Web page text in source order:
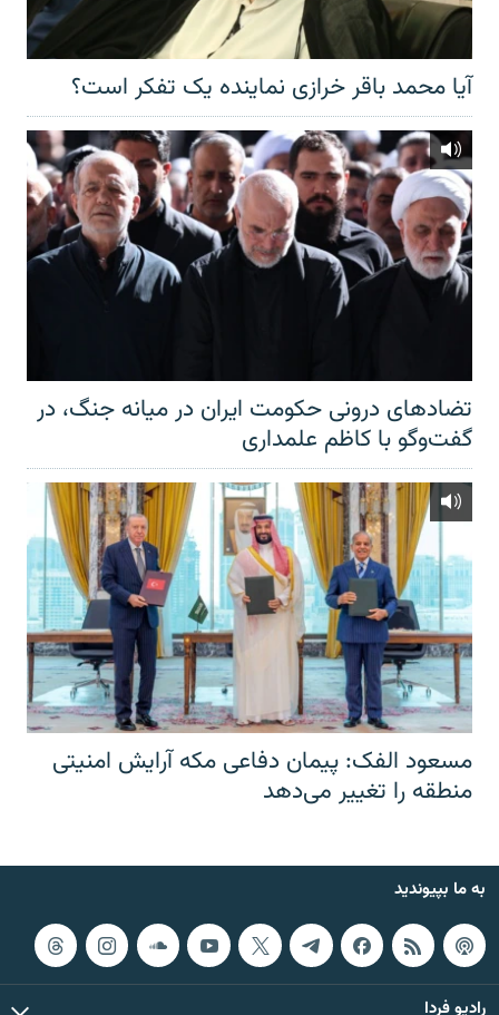
آیا محمد باقر خرازی نماینده یک تفکر است؟
تضادهای درونی حکومت ایران در میانه جنگ، در
گفت‌‌وگو با کاظم علمداری
مسعود الفک: پیمان دفاعی مکه آرایش امنیتی
منطقه را تغییر می‌دهد
به ما بپیوندید
رادیو فردا